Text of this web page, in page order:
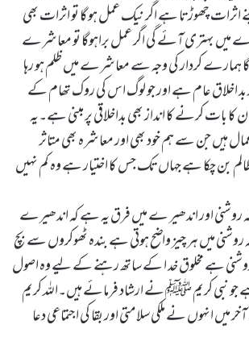
چھوڑتا ہے اگر نیک عمل ہو گا تو اثرات بھی
بہتری آئے گی اگر عمل براہوگا تو معاشرے
کردار کی وجہ سے معاشرے میں ظلم ہو رہا
اخلاق عام ہے اور جو لوگ اس کی روک تھام کے
بات کرنے کا انداز بھی بداخلاقی پر مبنی ہے۔یہ
ہیں جن سے ہم خود بھی اور معاشرہ بھی متاثر
بن چکا ہے جہاں تک جس کا اختیار ہے وہ کم نہیں
روشنی اور اندھیر ے میں فرق یہ ہے کہ اندھیرے
روشنی میں ہر چیز واضح ہوتی ہے بندہ ٹھوکروں سے بچ
ہے مخلوق خد ا کے ساتھ رہنے کے لیے وہ اصول
نبی کریم ﷺ نے ارشاد فرمائے ہیں۔اللہ کریم
میں انہوں نے ملکی سلامتی اور بقا کی اجتماعی دعا